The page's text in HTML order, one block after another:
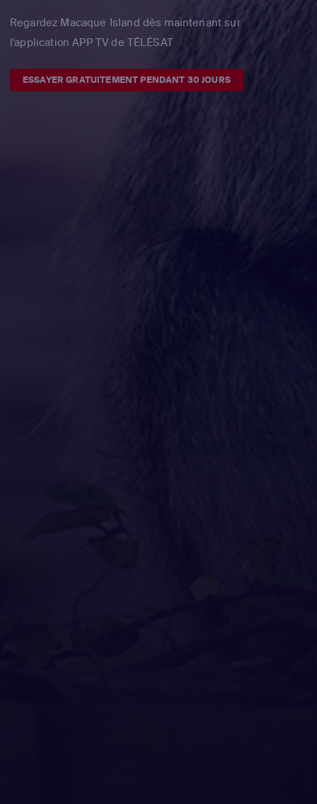
Regardez Macaque Island dès maintenant sur
l'application APP TV de TÉLÉSAT
ESSAYER GRATUITEMENT PENDANT 30 JOURS